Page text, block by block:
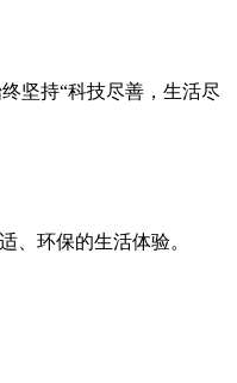
坚持“科技尽善，生活尽
、环保的生活体验。